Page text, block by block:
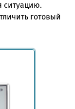
ситуацию.
готовый